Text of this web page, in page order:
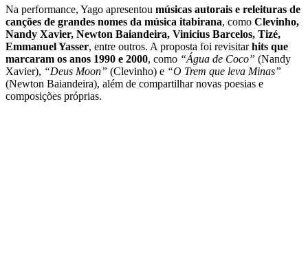
Na performance, Yago apresentou músicas autorais e releituras de
canções de grandes nomes da música itabirana, como Clevinho,
Nandy Xavier, Newton Baiandeira, Vinicius Barcelos, Tizé,
Emmanuel Yasser, entre outros. A proposta foi revisitarhits que
marcaram os anos 1990 e 2000, como “Água de Coco” (Nandy
Xavier), “Deus Moon” (Clevinho) e “O Trem que leva Minas”
(Newton Baiandeira), além de compartilhar novas poesias e
composições próprias.